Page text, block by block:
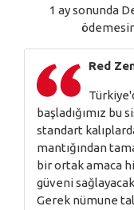
1 ay sonunda
Red
başladığımız bu
standart
mantığından
bir ortak amaca
güveni
Gerek nümune